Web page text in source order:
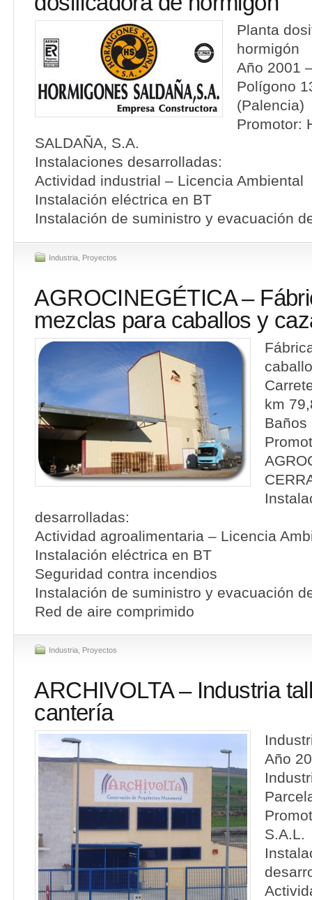
Planta
hormigón
Año 2001
Polígono
(Palencia)
Promotor:
SALDAÑA, S.A.
Instalaciones desarrolladas:
Actividad industrial – Licencia Ambiental
Instalación eléctrica en BT
Instalación de suministro y evacuación
Industria Proyectos
AGROCINEGÉTICA –
mezclas para caballos y
km
Baños
desarrolladas:
Actividad agroalimentaria – Licencia
Instalación eléctrica en BT
Seguridad contra incendios
Instalación de suministro y evacuación
Red de aire comprimido
Industria Proyectos
ARCHIVOLTA – Industria
cantería
Año
S.A.L.